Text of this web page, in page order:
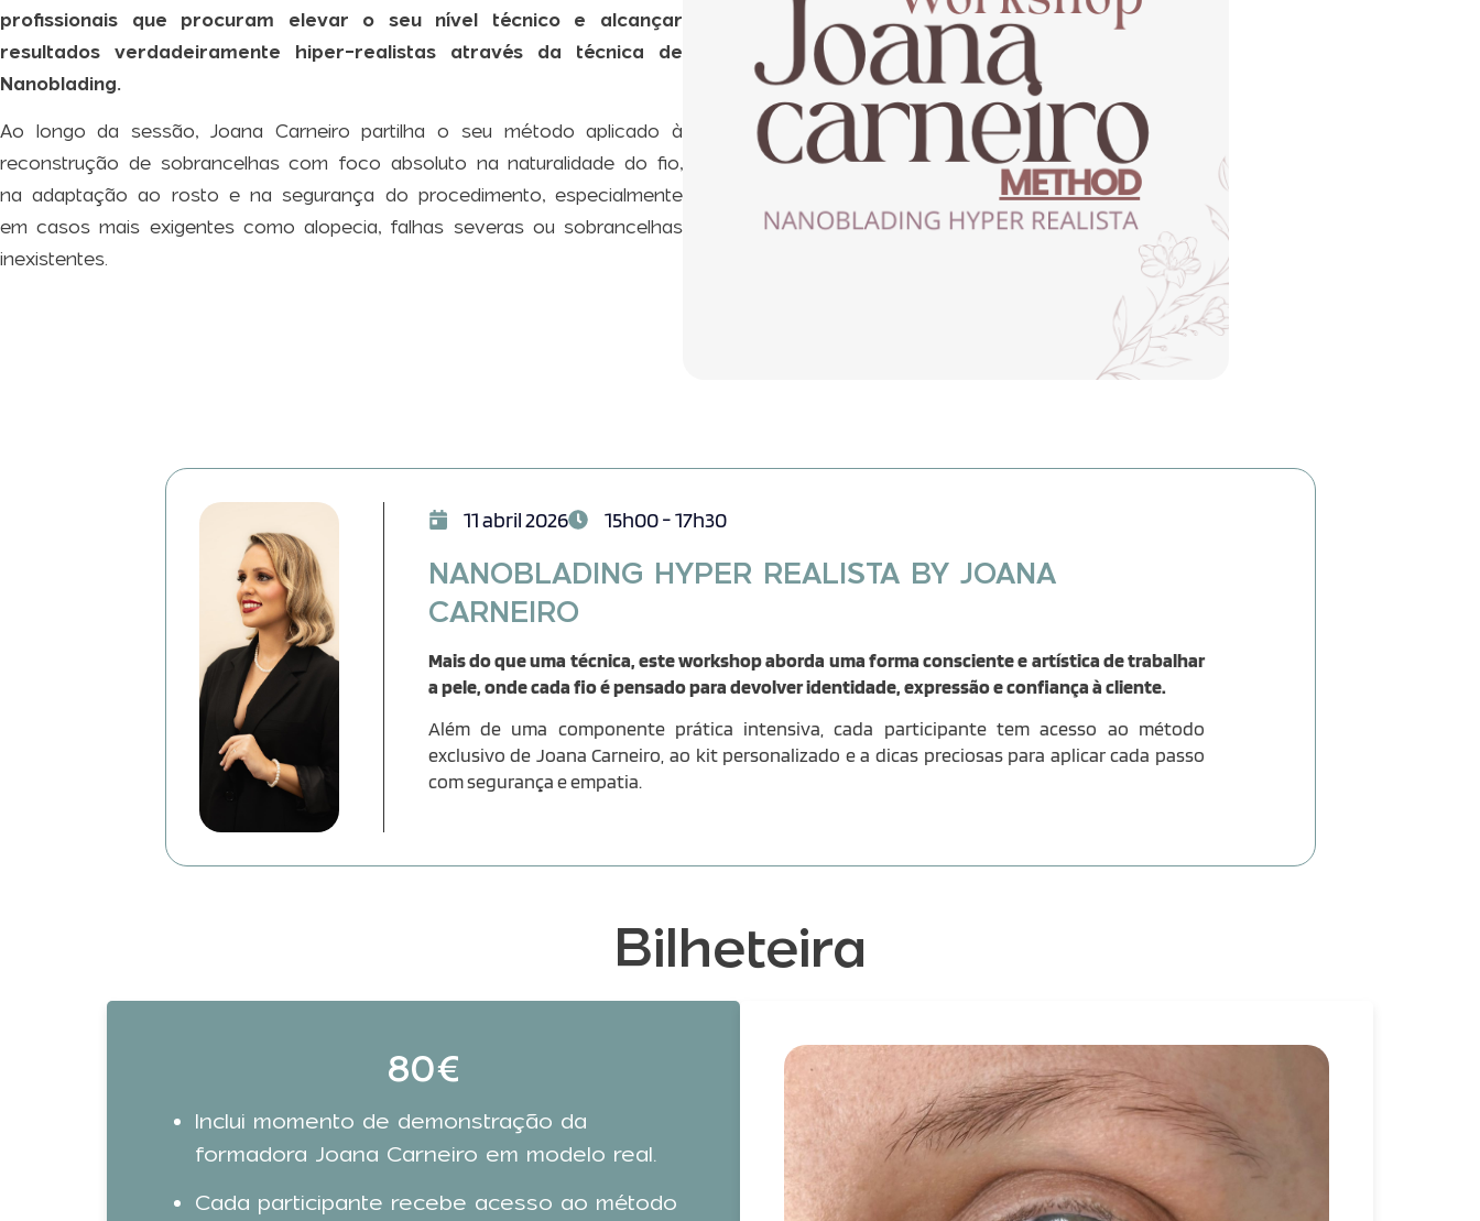
profissionais que procuram elevar o seu nível técnico e alcançar
resultados verdadeiramente hiper-realistas através da técnica de
Nanoblading.
Ao longo da sessão, Joana Carneiro partilha o seu método aplicado à
reconstrução de sobrancelhas com foco absoluto na naturalidade do fio,
na adaptação ao rosto e na segurança do procedimento, especialmente
em casos mais exigentes como alopecia, falhas severas ou sobrancelhas
inexistentes.
11 abril 2026 15h00 - 17h30
NANOBLADING HYPER REALISTA BY JOANA
CARNEIRO
Mais do que uma técnica, este workshop aborda uma forma consciente e artística de trabalhar
a pele, onde cada fio é pensado para devolver identidade, expressão e confiança à cliente.
Além de uma componente prática intensiva, cada participante tem acesso ao método
exclusivo de Joana Carneiro, ao kit personalizado e a dicas preciosas para aplicar cada passo
com segurança e empatia.
Bilheteira
80€
Inclui momento de demonstração da
formadora Joana Carneiro em modelo real.
Cada participante recebe acesso ao método